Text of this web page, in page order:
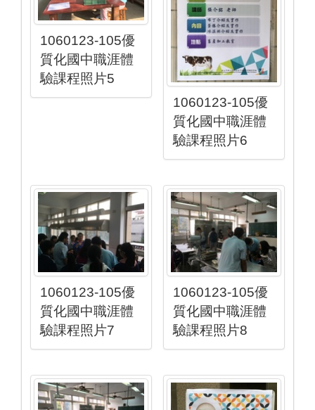
1060123-105優
質化國中職涯體
驗課程照片5
1060123-105優
質化國中職涯體
驗課程照片6
1060123-105優
質化國中職涯體
驗課程照片7
1060123-105優
質化國中職涯體
驗課程照片8